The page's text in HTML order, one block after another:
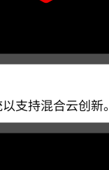
支持混合云创新。